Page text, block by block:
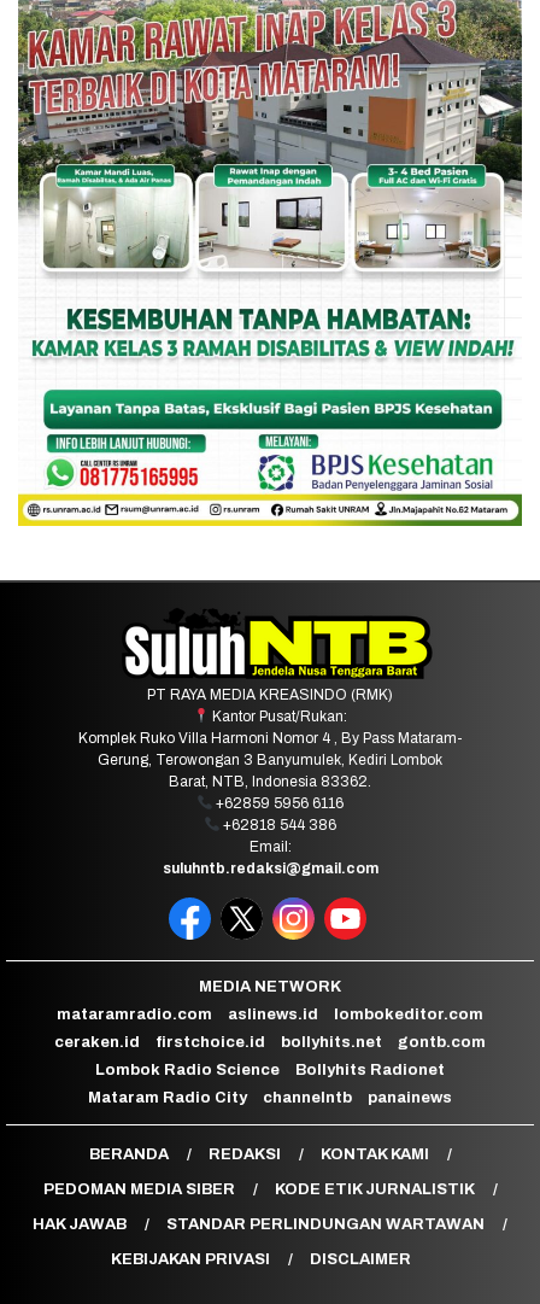
PT RAYA MEDIA KREASINDO (RMK)
Kantor Pusat/Rukan:
Komplek Ruko Villa Harmoni Nomor 4 , By Pass Mataram-
Gerung, Terowongan 3 Banyumulek, Kediri Lombok
Barat, NTB, Indonesia 83362.
+62859 5956 6116
+62818 544 386
Email:
suluhntb.redaksi@gmail.com
MEDIA NETWORK
mataramradio.com
aslinews.id
lombokeditor.com
ceraken.id
firstchoice.id bollyhits.net
gontb.com
Lombok Radio Science
Bollyhits Radionet
Mataram Radio City
channelntb panainews
BERANDA REDAKSI KONTAK KAMI
PEDOMAN MEDIA SIBER KODE ETIK JURNALISTIK
HAK JAWAB STANDAR PERLINDUNGAN WARTAWAN
KEBIJAKAN PRIVASI DISCLAIMER